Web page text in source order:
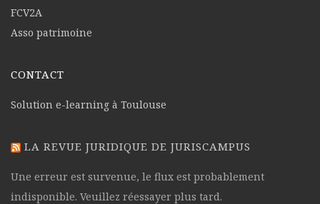
FCV2A
Asso patrimoine
CONTACT
Solution e-learning à Toulouse
LA REVUE JURIDIQUE DE JURISCAMPUS
Une erreur est survenue, le flux est probablement
indisponible. Veuillez réessayer plus tard.